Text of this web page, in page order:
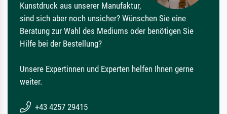
Kunstdruck aus unserer Manufaktur,
sind sich aber noch unsicher? Wünschen Sie eine
Beratung zur Wahl des Mediums oder benötigen Sie
Hilfe bei der Bestellung?
Unsere Expertinnen und Experten helfen Ihnen gerne
weiter.
+43 4257 29415